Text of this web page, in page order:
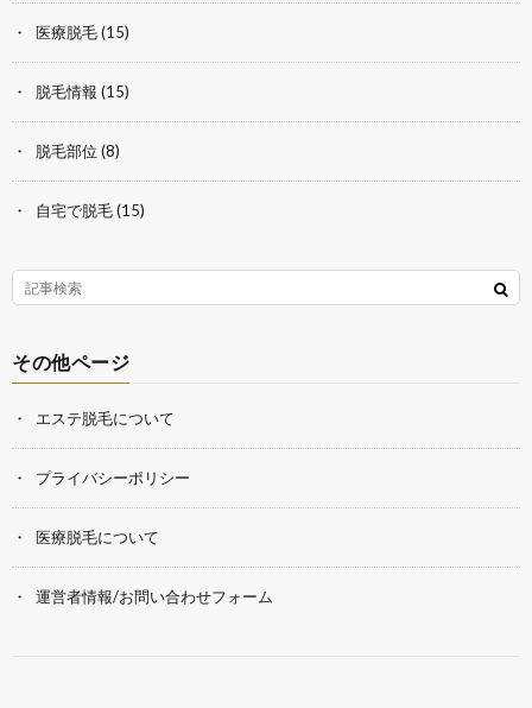
医療脱毛(15)
脱毛情報 (15)
脱毛部位 (8)
自宅で脱毛(15)
その他ページ
エステ脱毛について
プライバシーポリシー
医療脱毛について
運営者情報/お問い合わせフォーム